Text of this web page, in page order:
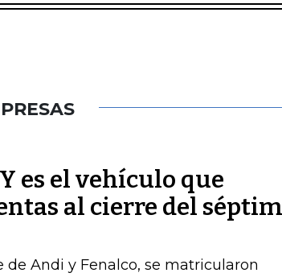
es el vehículo que
al cierre del
Andi y Fenalco, se matricularon